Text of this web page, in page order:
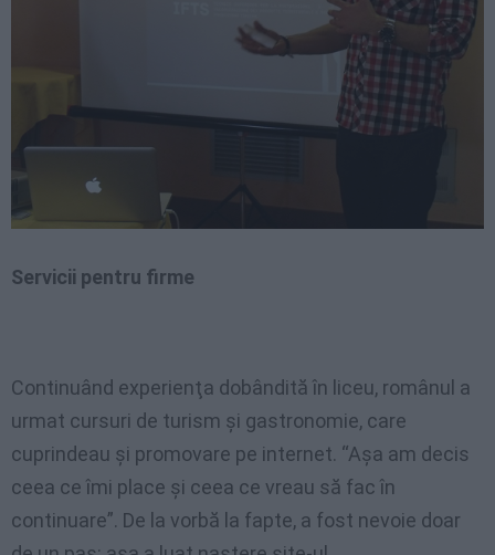
Servicii pentru firme
Continuând experienţa dobândită în liceu, românul a
urmat cursuri de turism şi gastronomie, care
cuprindeau şi promovare pe internet. “Aşa am decis
ceea ce îmi place şi ceea ce vreau să fac în
continuare”. De la vorbă la fapte, a fost nevoie doar